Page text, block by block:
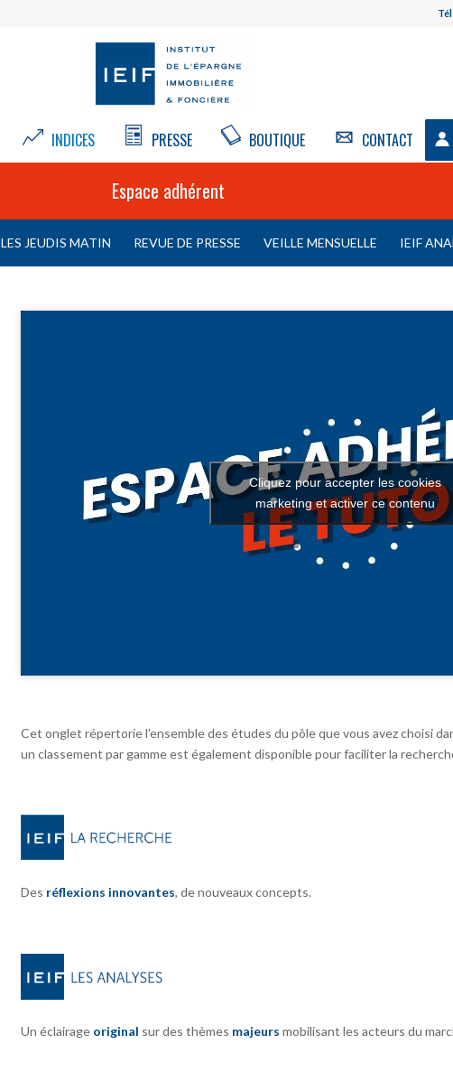
INDICES PRESSE BOUTIQUE CONTACT
Espace adhérent
LES JEUDIS MATIN REVUE DE PRESSE VEILLE MENSUELLE IEIF
Cliquez pour accepter les cookies
marketing et activer ce contenu
Cet onglet répertorie l’ensemble des études du pôle que vous avez choisi
un classement par gamme est également disponible pour faciliter la
Des réflexions innovantes, de nouveaux concepts.
Un éclairage original sur des thèmes majeurs mobilisant les acteurs du